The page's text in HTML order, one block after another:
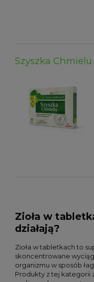
Szyszka
Zioła w
działają?
Zioła w tabletkach to
skoncentrowane
organizmu w sposób
Produkty z tej kategorii